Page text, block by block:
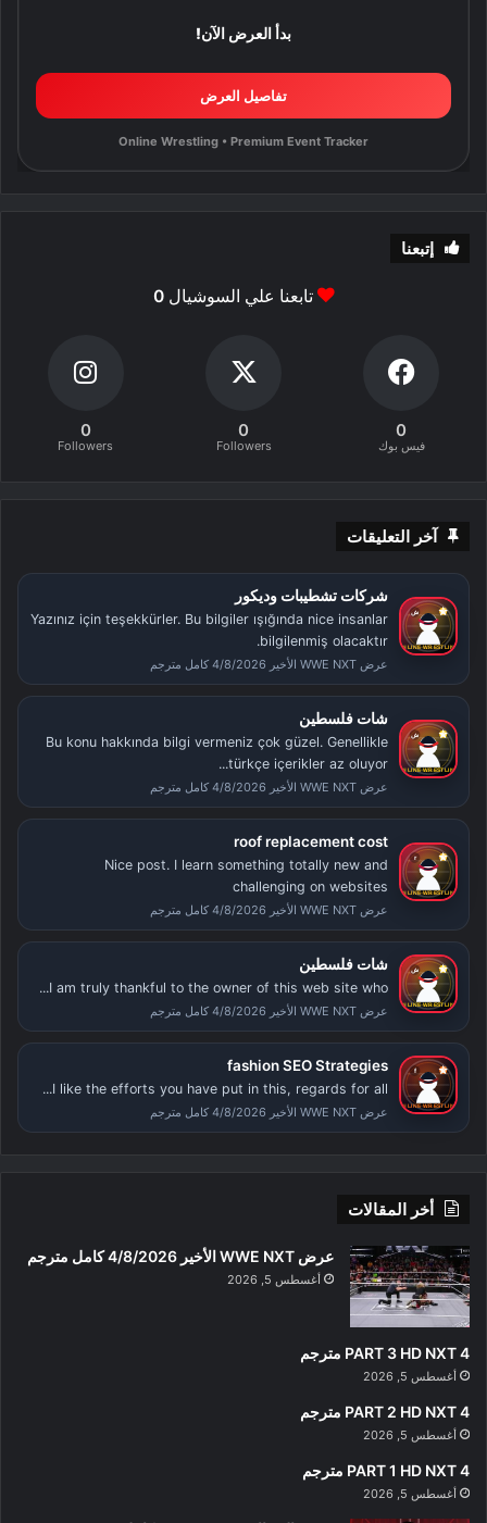
بدأ العرض الآن!
تفاصيل العرض
Online Wrestling • Premium Event Tracker
إتبعنا
تابعنا علي السوشيال0
0
فيس بوك
0
Followers
0
Followers
آخر التعليقات
شركات تشطيبات وديكور
Yazınız için teşekkürler. Bu bilgiler ışığında nice insanlar
bilgilenmiş olacaktır.
عرض WWE NXT الأخير 4/8/2026 كامل مترجم
شات فلسطين
Bu konu hakkında bilgi vermeniz çok güzel. Genellikle
türkçe içerikler az oluyor...
عرض WWE NXT الأخير 4/8/2026 كامل مترجم
roof replacement cost
Nice post. I learn something totally new and
challenging on websites
عرض WWE NXT الأخير 4/8/2026 كامل مترجم
شات فلسطين
I am truly thankful to the owner of this web site who...
عرض WWE NXT الأخير 4/8/2026 كامل مترجم
fashion SEO Strategies
I like the efforts you have put in this, regards for all...
عرض WWE NXT الأخير 4/8/2026 كامل مترجم
أخر المقالات
عرض WWE NXT الأخير 4/8/2026 كامل مترجم
أغسطس 5, 2026
PART 3 HD NXT 4 مترجم
أغسطس 5, 2026
PART 2 HD NXT 4 مترجم
أغسطس 5, 2026
PART 1 HD NXT 4 مترجم
أغسطس 5, 2026